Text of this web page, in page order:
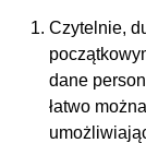
Czytelnie,
dane
łatwo